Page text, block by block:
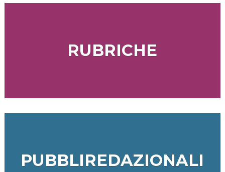
RUBRICHE
PUBBLIREDAZIONALI